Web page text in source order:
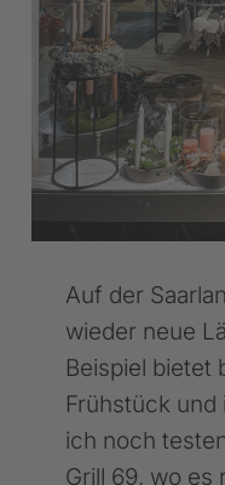
Auf der
wieder neue
Beispiel bietet
Frühstück und
ich noch
Grill 69, wo es